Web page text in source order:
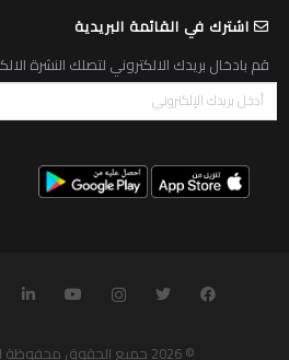
اشترك في القائمة البريدية
قم بادخال بريدك الالكتروني لتصلك النشرة
© 2026 جميع الحقوق محفوظة